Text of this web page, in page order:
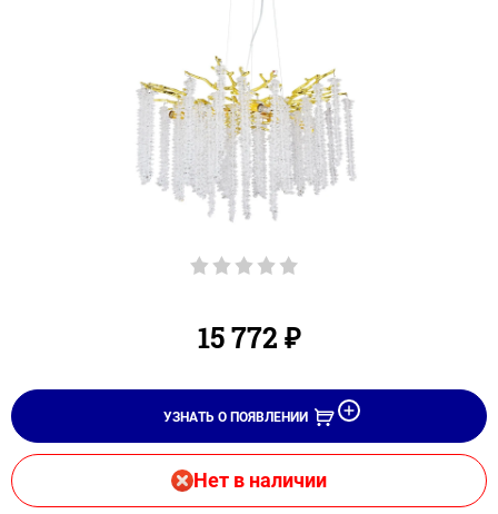
15 772 ₽
УЗНАТЬ О ПОЯВЛЕНИИ
Нет в наличии